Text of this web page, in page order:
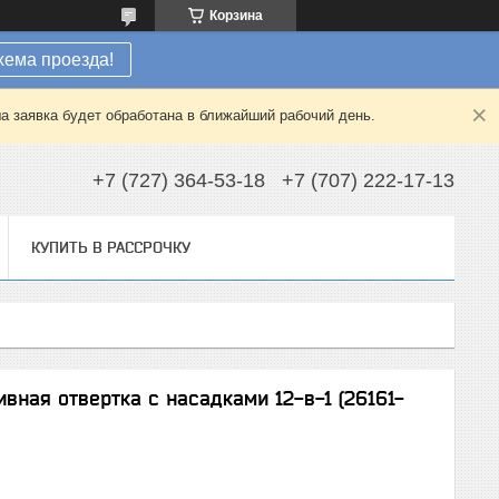
Корзина
проезда!
будет обработана в ближайший рабочий день.
+7 (727) 364-53-18 +7 (707) 222-17-13
КУПИТЬ В РАССРОЧКУ
отвертка с насадками 12-в-1 (26161-